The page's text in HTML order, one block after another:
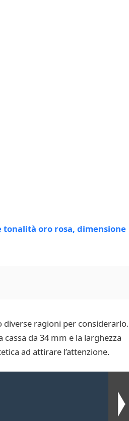
diverse ragioni per considerarlo.
da 34 mm e la larghezza
ad attirare l’attenzione.